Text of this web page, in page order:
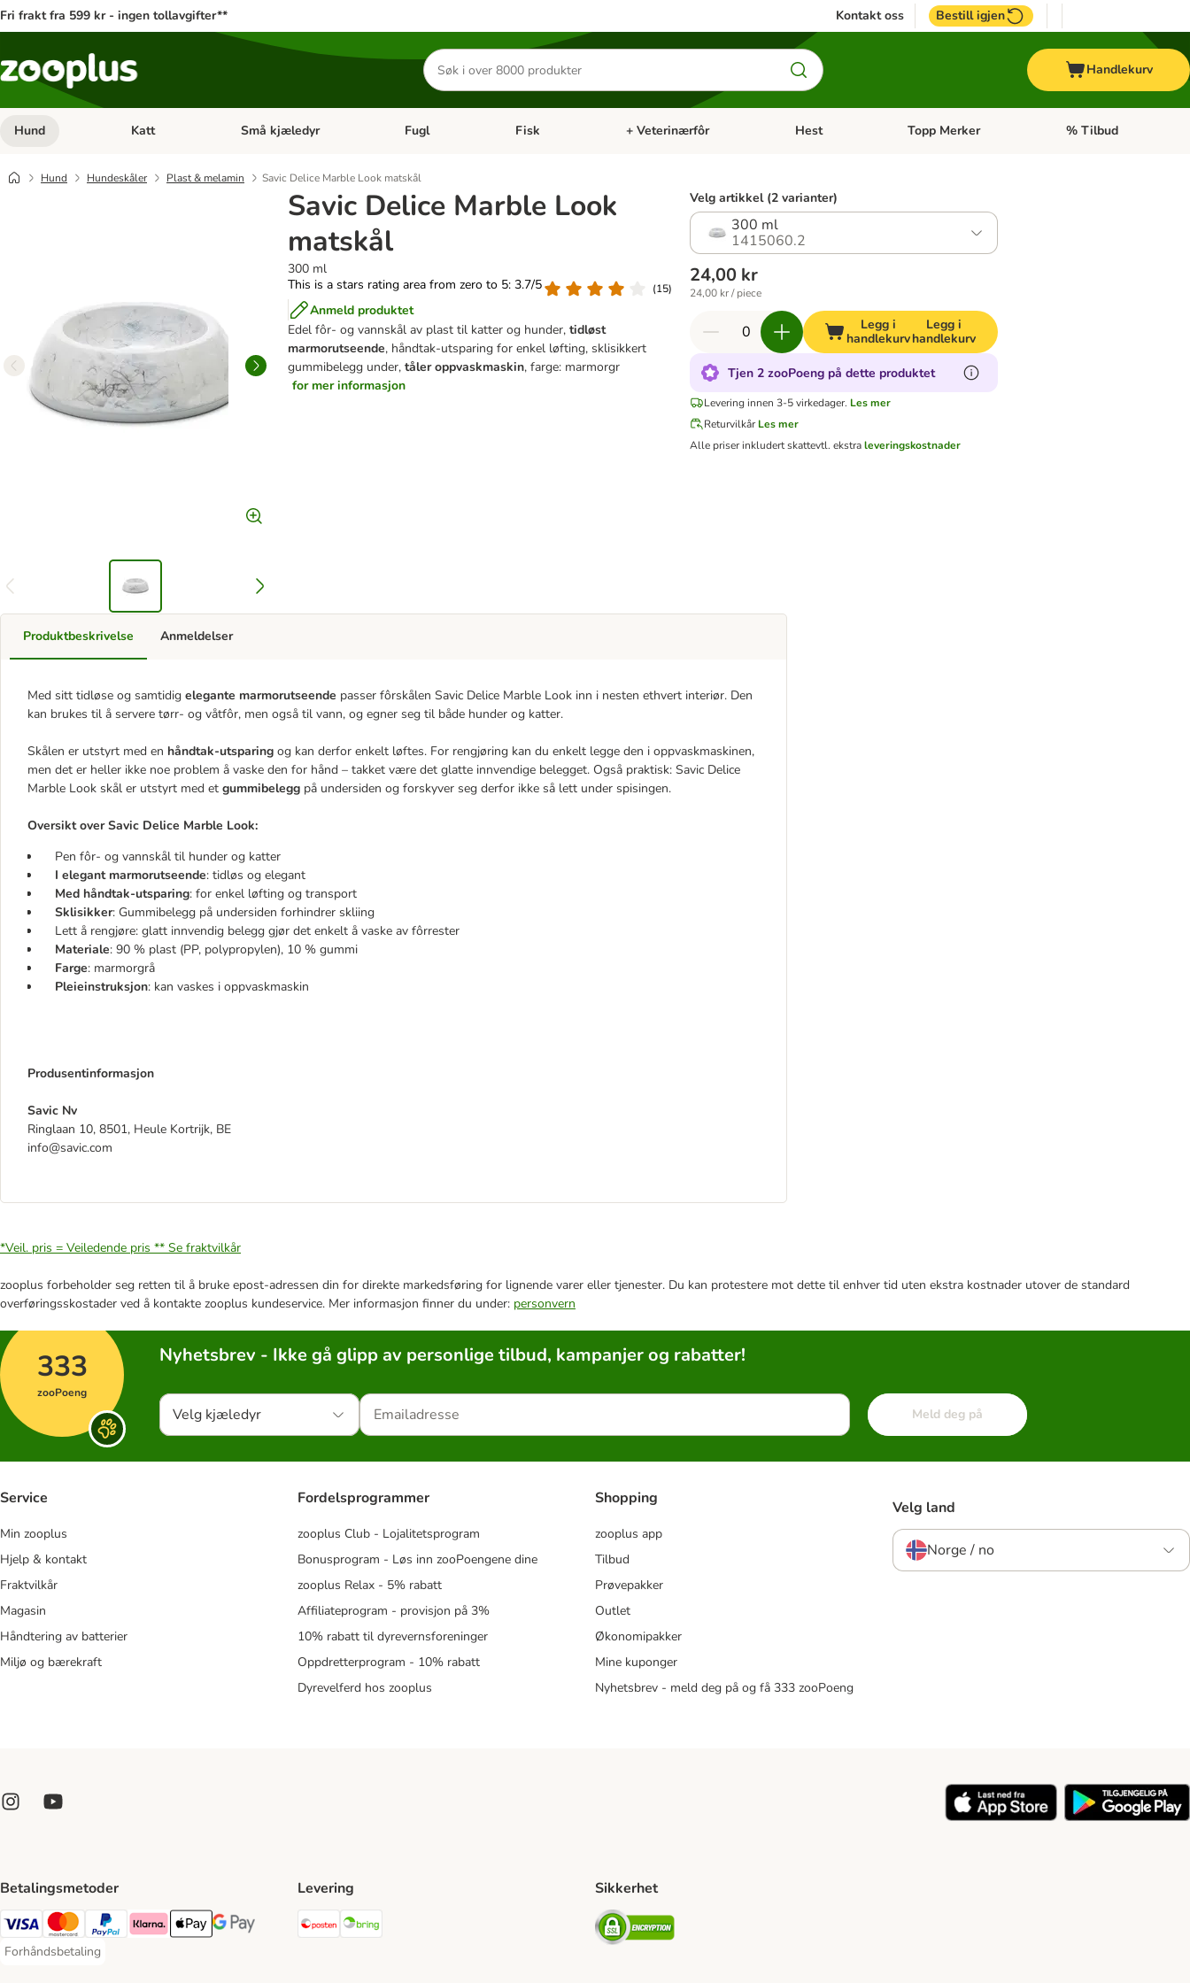
Fri frakt fra 599 kr - ingen tollavgifter** Kontakt oss Bestill igjen
Søk
etter
produkter
Handlekurv
Hund Åpne kategorimeny: Hund
Katt Åpne kategorimeny: Katt
Små kjæledyr Åpne kategorimeny: Små kjæledyr
Fugl Åpne kategorimeny: Fugl
Fisk Åpne kategorimeny: Fisk
+ Veterinærfôr Åpne kategorimeny: + Veterinærfôr
Hest Åpne kategorimeny: Hest
Topp Merker Åpne kategorimeny:
% Tilbud
Hund Hundeskåler Plast & melamin Savic Delice Marble Look matskål
Savic Delice Marble Look
matskål
300 ml
This is a stars rating area from zero to 5: 3.7/5
(15)
Anmeld produktet
Edel fôr- og vannskål av plast til katter og hunder, tidløst
marmorutseende, håndtak-utsparing for enkel løfting, sklisikkert
gummibelegg under, tåler oppvaskmaskin, farge: marmorgr
for mer informasjon
Velg artikkel (2 varianter)
300 ml
1415060.2
24,00 kr
24,00 kr / piece
Legg i
handlekurv
Legg i
handlekurv
Tjen 2 zooPoeng på dette produktet
Levering innen 3-5 virkedager. Les mer
Returvilkår Les mer
Alle priser inkludert skattevtl. ekstraleveringskostnader
Produktbeskrivelse
Med sitt tidløse og samtidig elegante marmorutseende passer fôrskålen Savic Delice Marble Look inn i nesten ethvert interiør. Den
kan brukes til å servere tørr- og våtfôr, men også til vann, og egner seg til både hunder og katter.
Skålen er utstyrt med en håndtak-utsparing og kan derfor enkelt løftes. For rengjøring kan du enkelt legge den i oppvaskmaskinen,
men det er heller ikke noe problem å vaske den for hånd – takket være det glatte innvendige belegget. Også praktisk: Savic Delice
Marble Look skål er utstyrt med et gummibelegg på undersiden og forskyver seg derfor ikke så lett under spisingen.
Oversikt over Savic Delice Marble Look:
Pen fôr- og vannskål til hunder og katter
I elegant marmorutseende: tidløs og elegant
Med håndtak-utsparing: for enkel løfting og transport
Sklisikker: Gummibelegg på undersiden forhindrer skliing
Lett å rengjøre: glatt innvendig belegg gjør det enkelt å vaske av fôrrester
Materiale: 90 % plast (PP, polypropylen), 10 % gummi
Farge: marmorgrå
Pleieinstruksjon: kan vaskes i oppvaskmaskin
Produsentinformasjon
Savic Nv
Ringlaan 10, 8501, Heule Kortrijk, BE
info@savic.com
Anmeldelser
*Veil. pris = Veiledende pris ** Se fraktvilkår
zooplus forbeholder seg retten til å bruke epost-adressen din for direkte markedsføring for lignende varer eller tjenester. Du kan protestere mot dette til enhver tid uten ekstra kostnader utover de standard
overføringsskostader ved å kontakte zooplus kundeservice. Mer informasjon finner du under: personvern
333
zooPoeng
Nyhetsbrev - Ikke gå glipp av personlige tilbud, kampanjer og rabatter!
Velg kjæledyr Meld deg på
Service
Min zooplus
Hjelp & kontakt
Fraktvilkår
Magasin
Håndtering av batterier
Miljø og bærekraft
Fordelsprogrammer
zooplus Club - Lojalitetsprogram
Bonusprogram - Løs inn zooPoengene dine
zooplus Relax - 5% rabatt
Affiliateprogram - provisjon på 3%
10% rabatt til dyrevernsforeninger
Oppdretterprogram - 10% rabatt
Dyrevelferd hos zooplus
Shopping
zooplus app
Tilbud
Prøvepakker
Outlet
Økonomipakker
Mine kuponger
Nyhetsbrev - meld deg på og få 333 zooPoeng
Velg land
Norge / no
Betalingsmetoder
Visa Payment Method
Mastercard Payment Method
PayPal Payment Method
Klarna Payment Method
Apple Pay Payment Method
Google Pay Payment Method
Forhåndsbetaling
Forhåndsbetaling Payment Method
Levering
Posten Shipping Method
Sikkerhet
Security